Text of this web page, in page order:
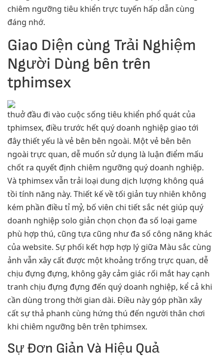
chiêm ngưỡng tiêu khiển trực tuyến hấp dẫn cùng
đáng nhớ.
Giao Diện cùng Trải Nghiệm
Người Dùng bên trên
tphimsex
thuở đầu đi vào cuộc sống tiêu khiển phổ quát của
tphimsex, điều trước hết quý doanh nghiệp giao tới
đây thiết yếu là vẻ bên bên ngoài. Một vẻ bên bên
ngoài trực quan, dễ muốn sử dụng là luận điểm mấu
chốt ra quyết định chiêm ngưỡng quý doanh nghiệp.
Và tphimsex vẫn trải loại dung dịch lượng không quá
tồi tính năng này. Thiết kế về tối giản tuy nhiên không
kém phần điều tỉ mỷ, bố viên chi tiết sắc nét giúp quý
doanh nghiệp solo giản chọn chọn đa số loại game
phù hợp thú, cũng tựa cũng như đa số công năng khác
của website. Sự phối kết hợp hợp lý giữa Màu sắc cùng
ảnh vẫn xây cất được một khoảng trống trực quan, dễ
chịu đựng đựng, không gây cảm giác rối mắt hay cạnh
tranh chịu đựng đựng đến quý doanh nghiệp, kể cả khi
cần dùng trong thời gian dài. Điều này góp phần xây
cất sự thả phanh cùng hứng thú đến người thân chơi
khi chiêm ngưỡng bên trên tphimsex.
Sự Đơn Giản Và Hiệu Quả